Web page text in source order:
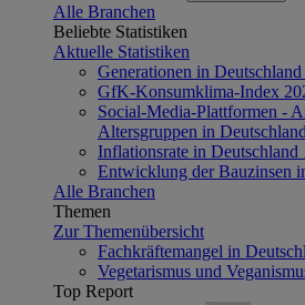
Alle Branchen
Beliebte Statistiken
Aktuelle Statistiken
Generationen in
GfK-Konsumklima-Index
Social-Media-Plattformen -
Altersgruppen in
Inflationsrate in Deutschland
Entwicklung der Bauzinsen
Alle Branchen
Themen
Zur Themenübersicht
Fachkräftemangel in
Vegetarismus und
Top Report